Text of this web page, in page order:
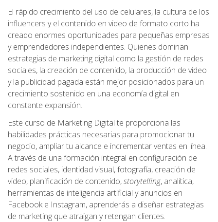
El rápido crecimiento del uso de celulares, la cultura de los
influencers y el contenido en video de formato corto ha
creado enormes oportunidades para pequeñas empresas
y emprendedores independientes. Quienes dominan
estrategias de marketing digital como la gestión de redes
sociales, la creación de contenido, la producción de video
y la publicidad pagada están mejor posicionados para un
crecimiento sostenido en una economía digital en
constante expansión.
Este curso de Marketing Digital te proporciona las
habilidades prácticas necesarias para promocionar tu
negocio, ampliar tu alcance e incrementar ventas en línea.
A través de una formación integral en configuración de
redes sociales, identidad visual, fotografía, creación de
video, planificación de contenido,storytelling, analítica,
herramientas de inteligencia artificial y anuncios en
Facebook e Instagram, aprenderás a diseñar estrategias
de marketing que atraigan y retengan clientes.